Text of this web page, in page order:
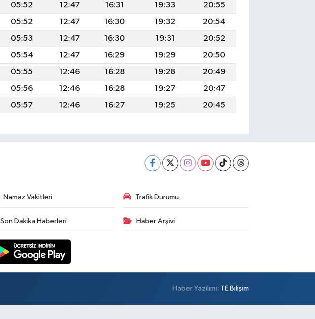
05:52 12:47 16:31 19:33
20:55
05:52 12:47 16:30 19:32
20:54
05:53 12:47 16:30 19:31
20:52
05:54 12:47 16:29 19:29
20:50
05:55 12:46 16:28 19:28
20:49
05:56 12:46 16:28 19:27
20:47
05:57 12:46 16:27 19:25 20:45
Namaz Vakitleri Trafik Durumu
Son Dakika Haberleri Haber Arşivi
Haber Yazılımı: TE Bilişim